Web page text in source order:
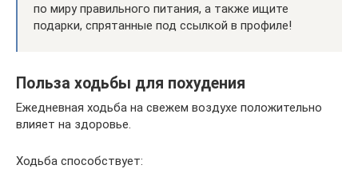
по миру правильного питания, а также ищите
подарки, спрятанные под ссылкой в профиле!
Польза ходьбы для похудения
Ежедневная ходьба на свежем воздухе положительно
влияет на здоровье.
Ходьба способствует: